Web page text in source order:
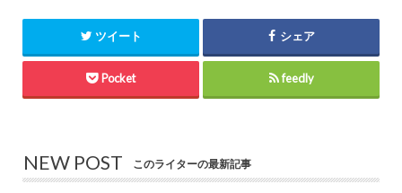
ツイート シェア
Pocket feedly
NEW POST このライターの最新記事